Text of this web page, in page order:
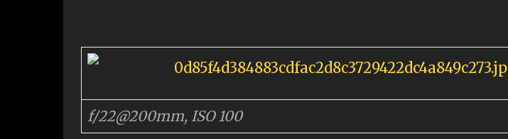
f/22@200mm, ISO 100